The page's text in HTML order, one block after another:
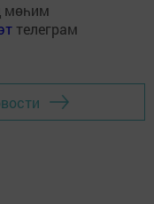
мөһим
телеграм